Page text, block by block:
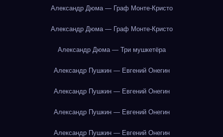
Александр Дюма — Граф Монте-Кристо
Александр Дюма — Граф Монте-Кристо
Александр Дюма — Три мушкетёра
Александр Пушкин — Евгений Онегин
Александр Пушкин — Евгений Онегин
Александр Пушкин — Евгений Онегин
Александр Пушкин — Евгений Онегин